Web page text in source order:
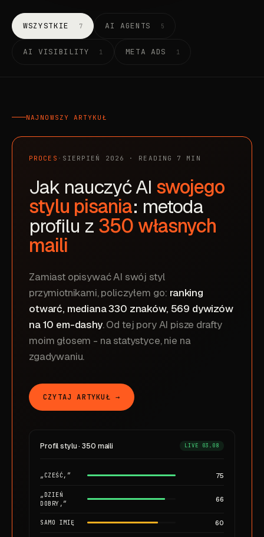
WSZYSTKIE 7 AI AGENTS 5
AI VISIBILITY 1 META ADS 1
NAJNOWSZY ARTYKUŁ
PROCES · SIERPIEŃ 2026 · READING 7 MIN
Jak nauczyć AI swojego
stylu pisania: metoda
profilu z 350 własnych
maili
Zamiast opisywać AI swój styl
przymiotnikami, policzyłem go: ranking
otwarć, mediana 330 znaków, 569 dywizów
na 10 em-dashy. Od tej pory AI pisze drafty
moim głosem - na statystyce, nie na
zgadywaniu.
CZYTAJ ARTYKUŁ →
Profil stylu · 350 maili LIVE 03.08
„CZEŚĆ,” 75
„DZIEŃ
DOBRY,”
66
SAMO IMIĘ 60